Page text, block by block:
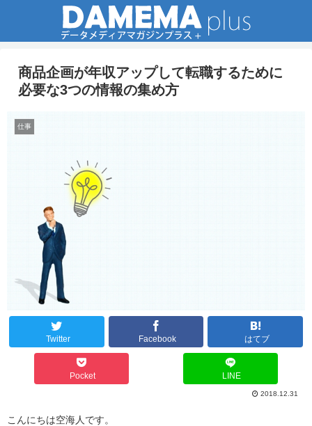
商品企画が年収アップして転職するために
必要な3つの情報の集め方
仕事
Twitter Facebook はてブ
Pocket LINE
2018.12.31
こんにちは空海人です。